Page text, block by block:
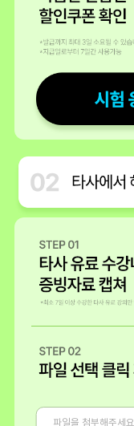
심있으신 분들은 이번
그리고 365일 무제
저는 해커스와 함께 새
안정
우선 1차 시험 에 집중하
해커스 관세사 입
해커
덕분에
최신 시험 경향도
저도 이